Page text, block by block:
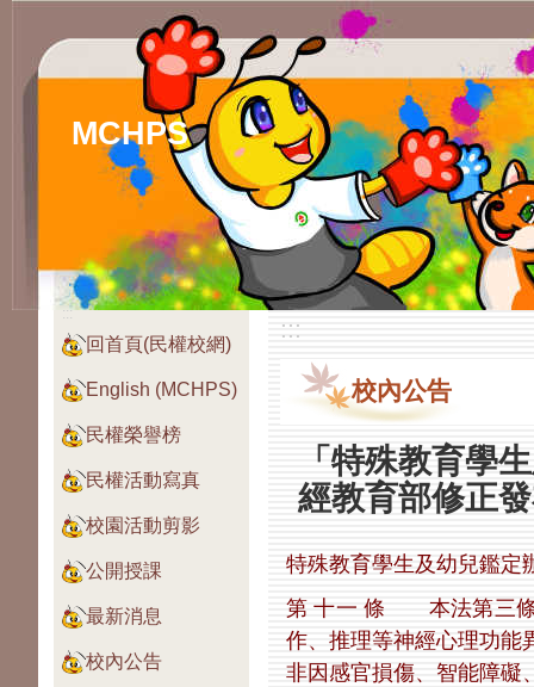
MCHPS
:::
回首頁(民權校網)
English (MCHPS)
民權榮譽榜
民權活動寫真
校園活動剪影
公開授課
最新消息
校內公告
:::
校內公告
「特殊教育學
經教育部修正
特殊教育學生及幼兒鑑定
第 十一 條 本法第三條
作、推理等神經心理功能
非因感官損傷、智能障礙